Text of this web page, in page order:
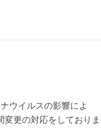
ウイルスの影響によ
更の対応をしておりま